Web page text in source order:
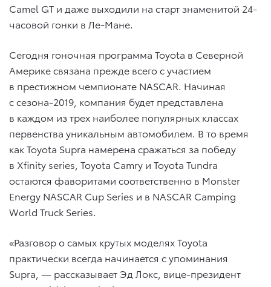
Camel GT и даже выходили на старт знаменитой 24-
часовой гонки в Ле-Мане.
Сегодня гоночная программа Toyota в Северной
Америке связана прежде всего с участием
в престижном чемпионате NASCAR. Начиная
с сезона-2019, компания будет представлена
в каждом из трех наиболее популярных классах
первенства уникальным автомобилем. В то время
как Toyota Supra намерена сражаться за победу
в Xfinity series, Toyota Camry и Toyota Tundra
остаются фаворитами соответственно в Monster
Energy NASCAR Cup Series и в NASCAR Camping
World Truck Series.
«Разговор о самых крутых моделях Toyota
практически всегда начинается с упоминания
Supra, — рассказывает Эд Локс, вице-президент